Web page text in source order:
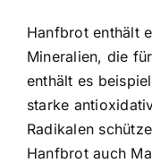
Hanfbrot enthält
Mineralien, die
enthält es
starke
Radikalen
Hanfbrot auch